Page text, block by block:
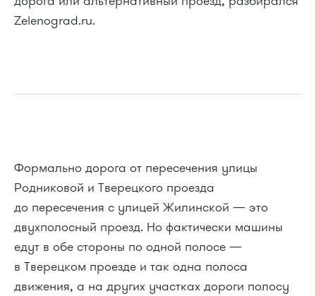
Zelenograd.ru.
Формально дорога от пересечения улицы
Родниковой и Тверецкого проезда
до пересечения с улицей Жилинской — это
двухполосный проезд. Но фактически машины
едут в обе стороны по одной полосе —
в Тверецком проезде и так одна полоса
движения, а на других участках дороги полосу